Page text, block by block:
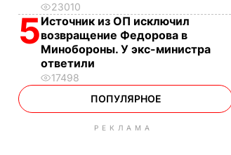
23010
5Источник из ОП исключил
возвращение Федорова в
Минобороны. У экс-министра
ответили
17498
ПОПУЛЯРНОЕ
РЕКЛАМА